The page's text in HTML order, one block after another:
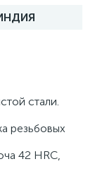
стали.
резьбовых
42 HRC,